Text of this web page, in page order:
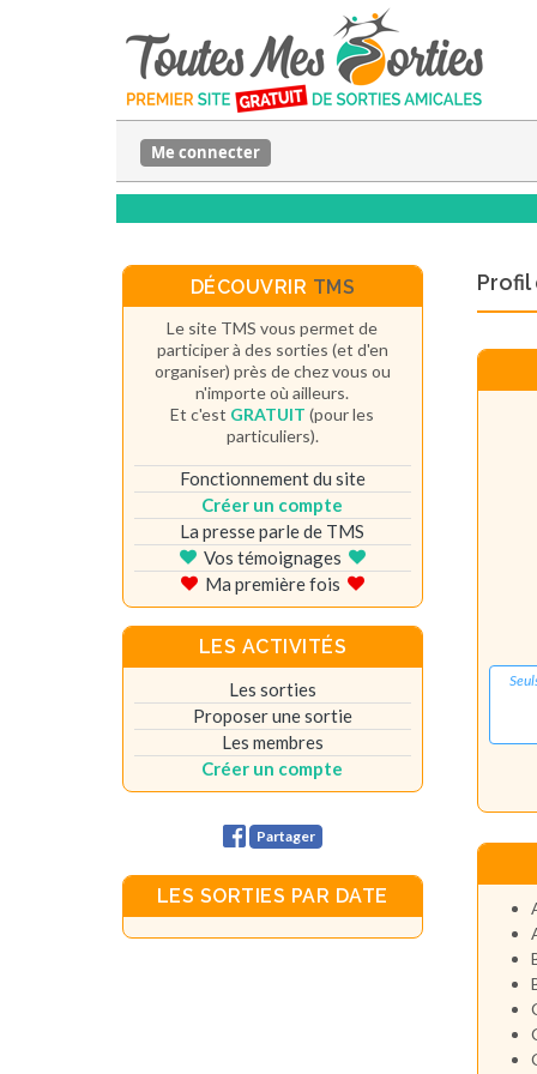
Me connecter
Profil
DÉCOUVRIR TMS
Le site TMS vous permet de
participer à des sorties (et d'en
organiser) près de chez vous ou
n'importe où ailleurs.
Et c'est GRATUIT (pour les
particuliers).
Fonctionnement du site
Créer un compte
La presse parle de TMS
Vos témoignages
Ma première fois
LES ACTIVITÉS
Les sorties
Proposer une sortie
Les membres
Créer un compte
Partager
LES SORTIES PAR DATE